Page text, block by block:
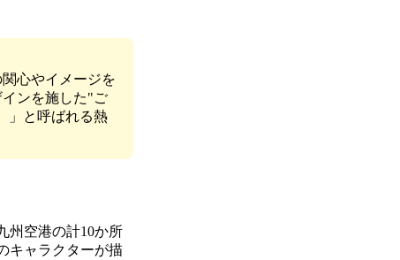
心やイメージを
ンを施した"ご
」と呼ばれる熱
空港の計10か所
キャラクターが描